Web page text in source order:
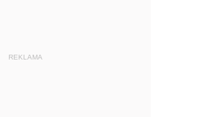
REKLAMA